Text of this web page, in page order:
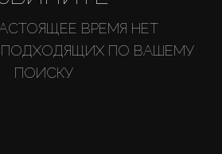
ВРЕМЯ НЕТ
ПОДХОДЯЩИХ ПО ВАШЕМУ
ПОИСКУ